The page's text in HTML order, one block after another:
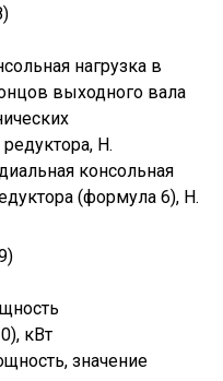
нагрузка в
выходного вала
Н.
консольная
(формула 6), Н.
кВт
значение